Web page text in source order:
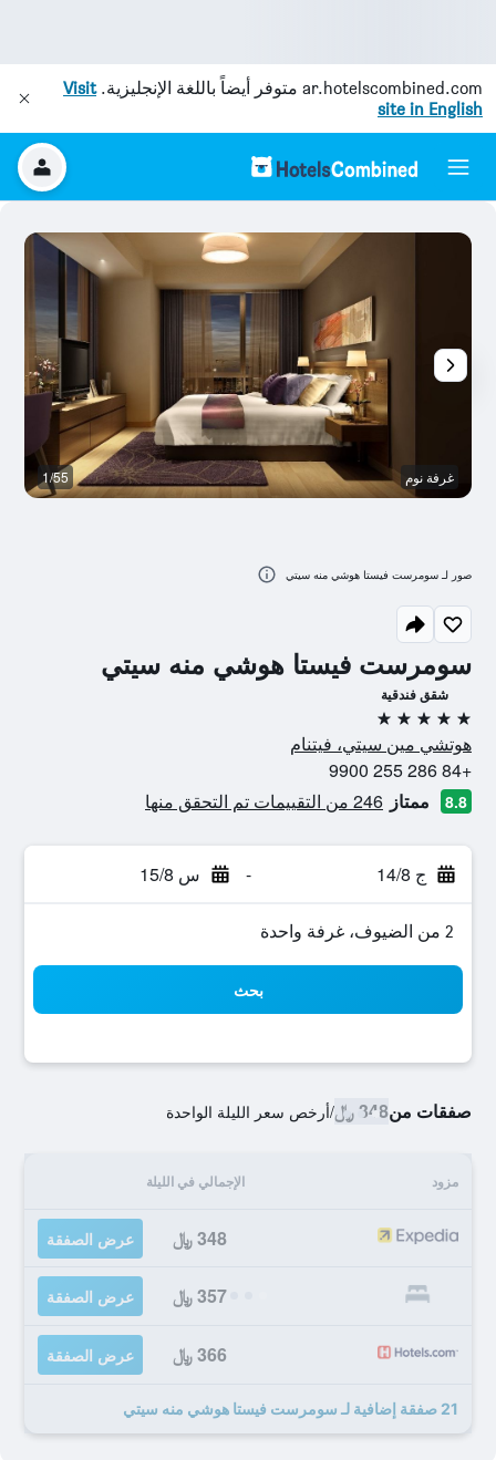
ar.hotelscombined.com متوفر أيضاً باللغة الإنجليزية.Visit
site in English
سومرست فيستا هوشي منه سيتي
شقق فندقية
5 نجوم
هوتشي مين سيتي، فيتنام
+84 286 255 9900
8.8 ممتاز 246 من التقييمات تم التحقق منها
ج 14/8 - س 15/8
2 من الضيوف، غرفة واحدة
بحث
صفقات من348 ﷼ /أرخص سعر الليلة الواحدة
مزود الإجمالي في الليلة
348 ﷼ عرض الصفقة
357 ﷼ عرض الصفقة
366 ﷼ عرض الصفقة
21 صفقة إضافية لـ سومرست فيستا هوشي منه سيتي
غرفة نوم 1/55
صور لـ سومرست فيستا هوشي منه سيتي